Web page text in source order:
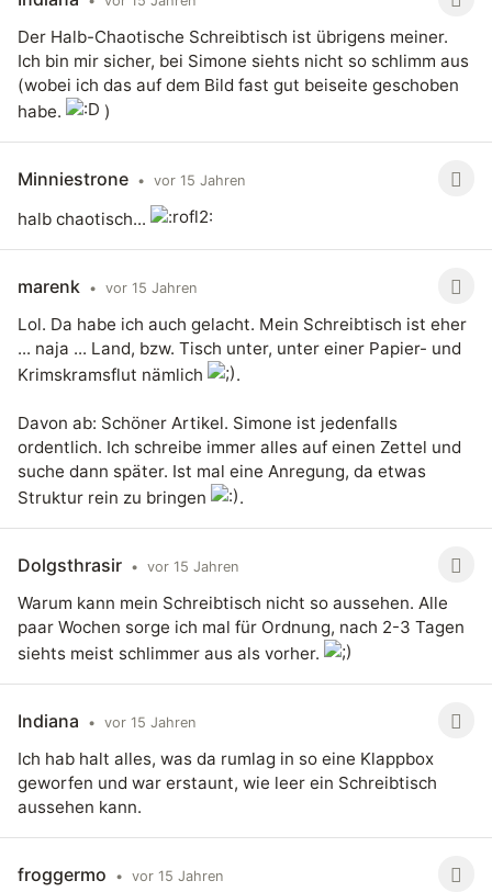
Der Halb-Chaotische Schreibtisch ist übrigens meiner.
Ich bin mir sicher, bei Simone siehts nicht so schlimm aus
(wobei ich das auf dem Bild fast gut beiseite geschoben
habe.
)
Minniestrone • vor 15 Jahren
halb chaotisch...
marenk • vor 15 Jahren
Lol. Da habe ich auch gelacht. Mein Schreibtisch ist eher
... naja ... Land, bzw. Tisch unter, unter einer Papier- und
Krimskramsflut nämlich
.
Davon ab: Schöner Artikel. Simone ist jedenfalls
ordentlich. Ich schreibe immer alles auf einen Zettel und
suche dann später. Ist mal eine Anregung, da etwas
Struktur rein zu bringen
.
Dolgsthrasir • vor 15 Jahren
Warum kann mein Schreibtisch nicht so aussehen. Alle
paar Wochen sorge ich mal für Ordnung, nach 2-3 Tagen
siehts meist schlimmer aus als vorher.
Indiana • vor 15 Jahren
Ich hab halt alles, was da rumlag in so eine Klappbox
geworfen und war erstaunt, wie leer ein Schreibtisch
aussehen kann.
froggermo • vor 15 Jahren